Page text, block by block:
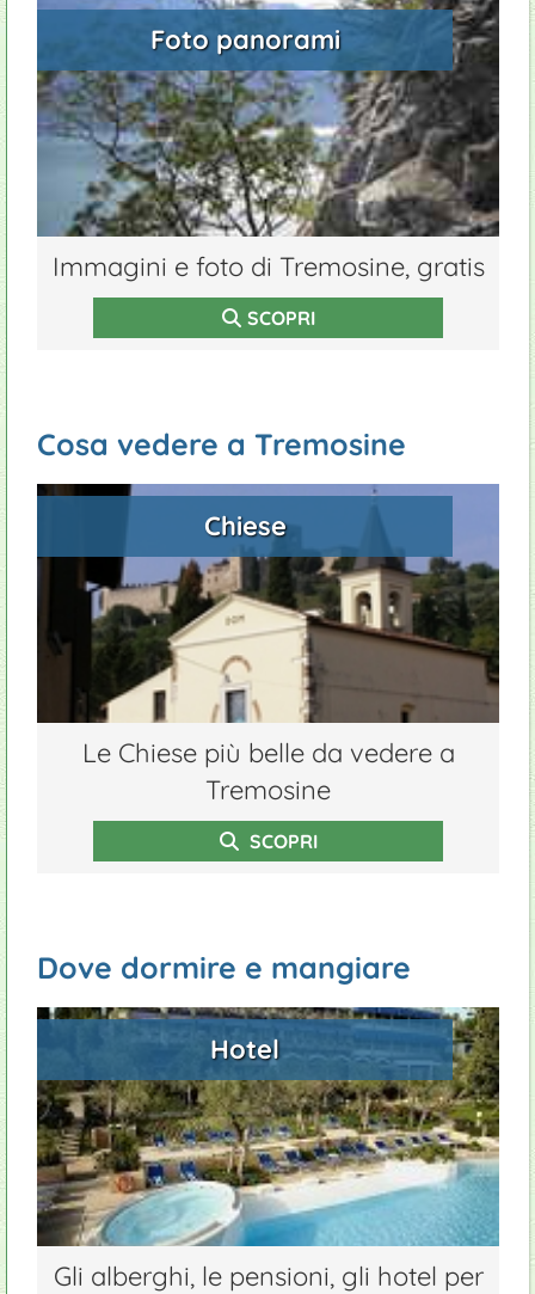
Foto panorami
Immagini e foto di Tremosine, gratis
SCOPRI
Cosa vedere a Tremosine
Chiese
Le Chiese più belle da vedere a
Tremosine
SCOPRI
Dove dormire e mangiare
Hotel
Gli alberghi, le pensioni, gli hotel per